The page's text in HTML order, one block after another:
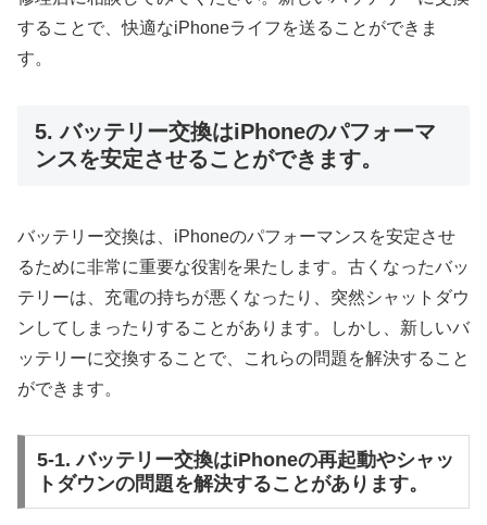
することで、快適なiPhoneライフを送ることができま
す。
5. バッテリー交換はiPhoneのパフォーマ
ンスを安定させることができます。
バッテリー交換は、iPhoneのパフォーマンスを安定させ
るために非常に重要な役割を果たします。古くなったバッ
テリーは、充電の持ちが悪くなったり、突然シャットダウ
ンしてしまったりすることがあります。しかし、新しいバ
ッテリーに交換することで、これらの問題を解決すること
ができます。
5-1. バッテリー交換はiPhoneの再起動やシャッ
トダウンの問題を解決することがあります。